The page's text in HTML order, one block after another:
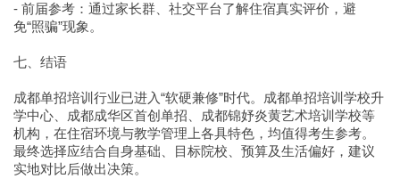
- 前届参考：通过家长群、社交平台了解住宿真实评价，避
免“照骗”现象。
七、结语
成都单招培训行业已进入“软硬兼修”时代。成都单招培训学校升
学中心、成都成华区首创单招、成都锦妤炎黄艺术培训学校等
机构，在住宿环境与教学管理上各具特色，均值得考生参考。
最终选择应结合自身基础、目标院校、预算及生活偏好，建议
实地对比后做出决策。